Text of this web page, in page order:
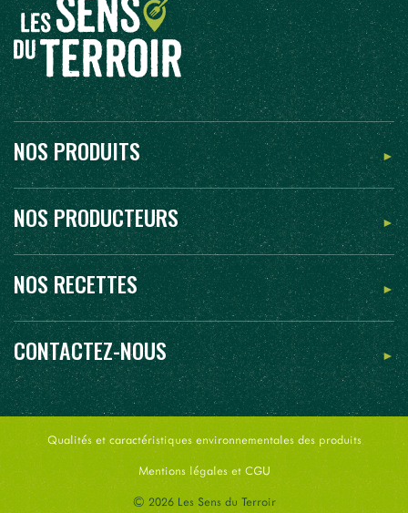
NOS PRODUITS
NOS PRODUCTEURS
NOS RECETTES
CONTACTEZ-NOUS
Qualités et caractéristiques environnementales des produits
Mentions légales et CGU
© 2026 Les Sens du Terroir